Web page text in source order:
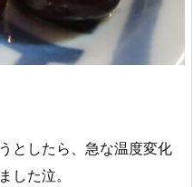
としたら、急な温度変化
した泣。